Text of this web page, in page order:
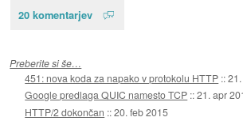
20 komentarjev
Preberite si še…
451: nova koda za napako v protokolu HTTP ::
Google predlaga QUIC namesto TCP ::21. apr
HTTP/2 dokončan ::20. feb 2015